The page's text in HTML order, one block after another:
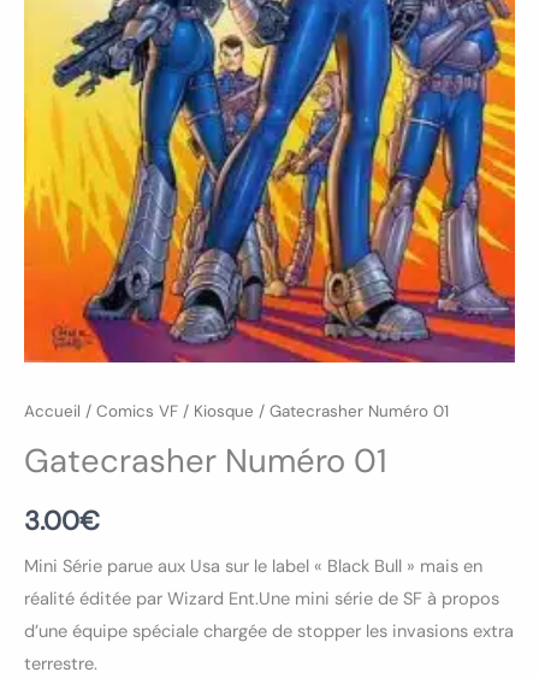
Accueil / Comics VF / Kiosque / Gatecrasher Numéro 01
Gatecrasher Numéro 01
3.00€
Mini Série parue aux Usa sur le label « Black Bull » mais en
réalité éditée par Wizard Ent.Une mini série de SF à propos
d’une équipe spéciale chargée de stopper les invasions extra
terrestre.